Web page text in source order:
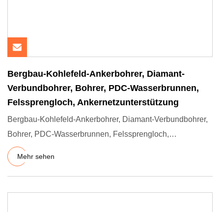
Bergbau-Kohlefeld-Ankerbohrer, Diamant-
Verbundbohrer, Bohrer, PDC-Wasserbrunnen,
Felssprengloch, Ankernetzunterstützung
Bergbau-Kohlefeld-Ankerbohrer, Diamant-Verbundbohrer,
Bohrer, PDC-Wasserbrunnen, Felssprengloch,
Ankernetzunterstützung,
Mehr sehen